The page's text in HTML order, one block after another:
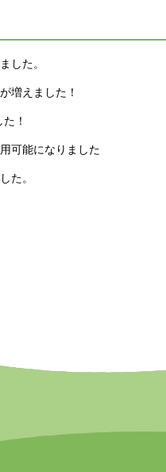
した。
増えました！
！
可能になりました
た。